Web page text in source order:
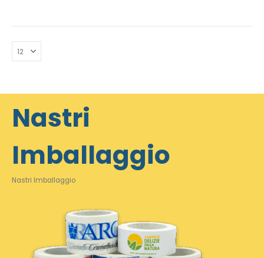
Nastri
Imballaggio
Nastri Imballaggio